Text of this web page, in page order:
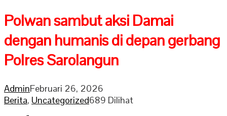
Polwan sambut aksi Damai
dengan humanis di depan gerbang
Polres Sarolangun
AdminFebruari 26, 2026
Berita, Uncategorized689 Dilihat